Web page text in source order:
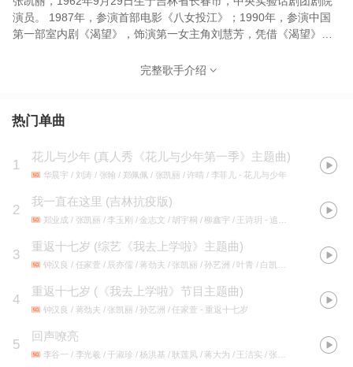
演员。 1987年，参演首部电影《八女投江》；1990年，参演中国
第一部室内剧《渴望》，饰演第一女主角刘慧芳，凭借《渴望》夺
并获得1992年第三届全国电视十佳演员的十佳之首。1995年，凭借
2011年，参演电视剧《裸婚时代》，获得安徽卫视国剧盛典年度最
演技实力派女演员。2014年4月，参加湖南卫视首档明星姐弟自助
远行真人秀节目《花儿与少年》。2015年2月28日，参加2015年中
央电视台春节联欢晚会与众星共同表演《四世同堂合家欢》。
完整歌手介绍
热门单曲
1
花儿与少年 (真人秀《花儿与少年第一季》主题曲)
华晨宇 / 刘涛 / 张翰 / 郑佩佩 / 张凯丽 / 许晴 / 李菲儿 - 花儿与少年
2
我一直在这里 (吉林抗疫版)
郑业成 / 张凯丽 / 李玉刚 / 金志文 / 胡宇桐 / 柳鑫宇 / 王诗玥 - 追风赶月的你
3
重返十七岁 (综艺《我去上学啦》主题曲)
钟汉良 / 任家萱 / 辰亦儒 / 蒋劲夫 / 张凯丽 / 孙艺洲 / 叶青 / 白凯南 / 康倩雯 - 重返
4
重返十七岁 ( 《我去上学啦》节目主题曲)
钟汉良 / 蒋劲夫 / 张凯丽 / 孙艺洲 / 任家萱 - 重返十七岁
5
回声嘹亮
李谷一 / 李光羲 / 于淑珍 / 杨洪基 / 耿莲凤 / 蒋大为 / 王洁实 / 张凯丽 - 热门华语243